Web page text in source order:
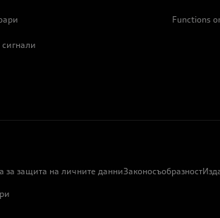
Functions
за защита на личните данниЗаконосъобразност